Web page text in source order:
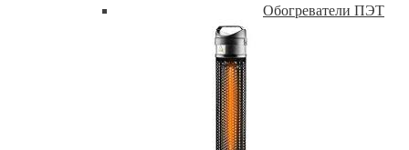
Обогреватели ПЭТ